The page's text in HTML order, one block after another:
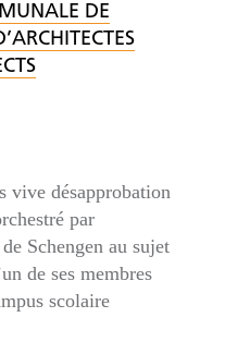
DE
vive désapprobation
par
Schengen au sujet
de ses membres
scolaire